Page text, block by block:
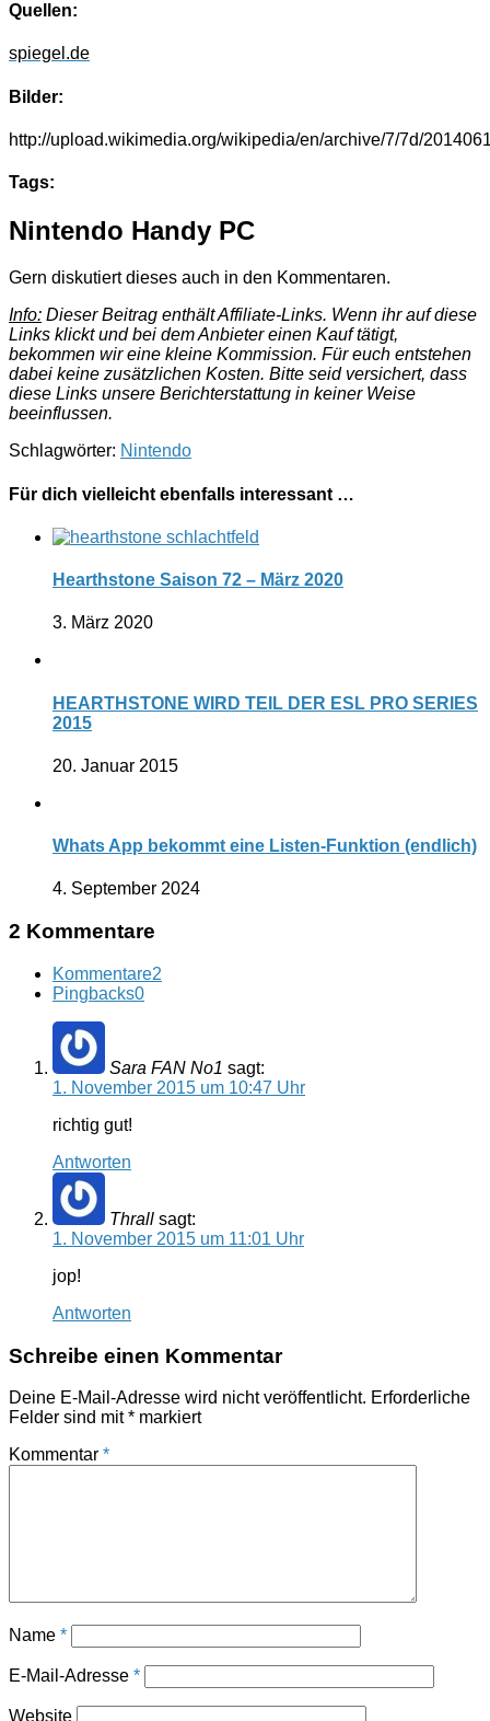
Quellen:
spiegel.de
Bilder:
http://upload.wikimedia.org/wikipedia/en/archive/7/7d/
Tags:
Nintendo Handy PC
Gern diskutiert dieses auch in den Kommentaren.
Info: Dieser Beitrag enthält Affiliate-Links. Wenn ihr auf diese
Links klickt und bei dem Anbieter einen Kauf tätigt,
bekommen wir eine kleine Kommission. Für euch entstehen
dabei keine zusätzlichen Kosten. Bitte seid versichert, dass
diese Links unsere Berichterstattung in keiner Weise
beeinflussen.
Schlagwörter: Nintendo
Für dich vielleicht ebenfalls interessant …
Hearthstone Saison 72 – März 2020
3. März 2020
HEARTHSTONE WIRD TEIL DER ESL PRO SERIES
2015
20. Januar 2015
Whats App bekommt eine Listen-Funktion (endlich)
4. September 2024
2 Kommentare
Kommentare2
Pingbacks0
Sara FAN No1 sagt:
1. November 2015 um 10:47 Uhr
richtig gut!
Antworten
Thrall sagt:
1. November 2015 um 11:01 Uhr
jop!
Antworten
Schreibe einen Kommentar
Deine E-Mail-Adresse wird nicht veröffentlicht. Erforderliche
Felder sind mit* markiert
Kommentar *
Name *
E-Mail-Adresse *
Website